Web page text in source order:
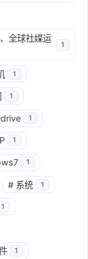
全球社媒运
1
1
1
1
1
1
# 系统 1
1
1